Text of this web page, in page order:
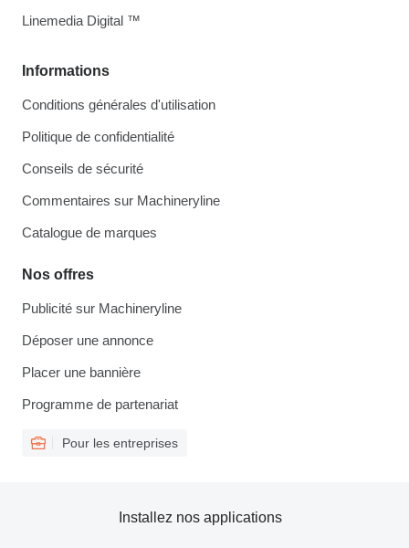
Informations
Conditions générales d'utilisation
Politique de confidentialité
Conseils de sécurité
Commentaires sur Machineryline
Catalogue de marques
Nos offres
Publicité sur Machineryline
Déposer une annonce
Placer une bannière
Programme de partenariat
Pour les entreprises
Linemedia Digital ™
Installez nos applications